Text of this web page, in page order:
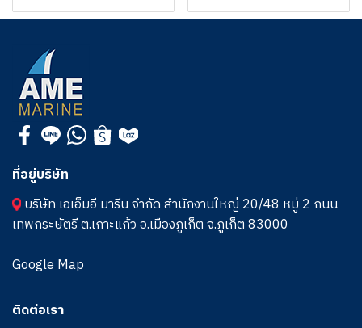
ที่อยู่บริษัท
บริษัท เอเอ็มอี มารีน จำกัด สำนักงานใหญ่ 20/48 หมู่ 2 ถนน
เทพกระษัตรี ต.เกาะแก้ว อ.เมืองภูเก็ต จ.ภูเก็ต 83000
Google Map
ติดต่อเรา